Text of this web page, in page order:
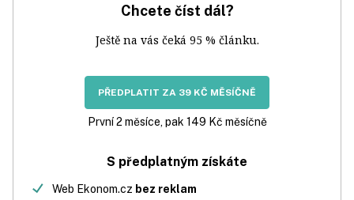
Chcete číst dál?
Ještě na vás čeká 95 % článku.
PŘEDPLATIT ZA 39 KČ MĚSÍČNĚ
První 2 měsíce, pak 149 Kč měsíčně
S předplatným získáte
Web Ekonom.cz bez reklam